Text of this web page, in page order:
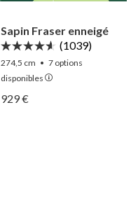
Sapin Fraser enneigé
(1039)
274,5 cm • 7 options
disponibles
Afficher Sapin Fraser
Afficher Sapin Fraser
929 €